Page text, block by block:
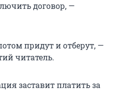
договор, —
придут и отберут, —
читатель.
заставит платить за